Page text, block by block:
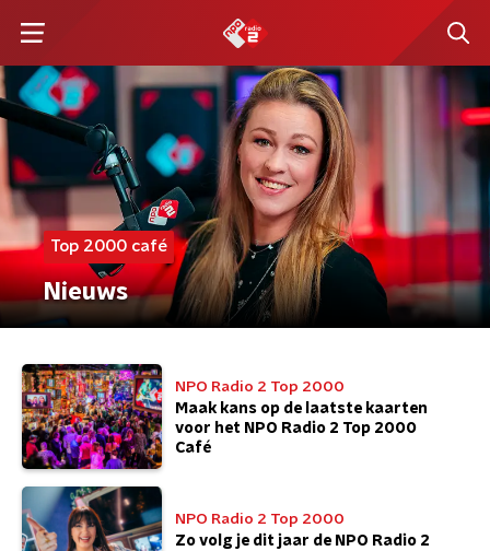
Top 2000 café
Nieuws
NPO Radio 2 Top 2000
Maak kans op de laatste kaarten
voor het NPO Radio 2 Top 2000
Café
NPO Radio 2 Top 2000
Zo volg je dit jaar de NPO Radio 2